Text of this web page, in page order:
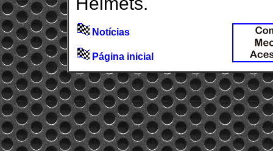
Notícias
Página inicial